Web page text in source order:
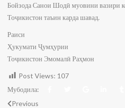
Бойзода Санои Шодӣ муовини вазири
Тоҷикистон таъин карда шавад.
Раиси
Ҳукумати Ҷумҳурии
Тоҷикистон Эмомалӣ Раҳмон
Post Views: 107
Мубодила:
Previous